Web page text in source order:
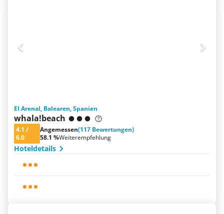
El Arenal, Balearen, Spanien
whala!beach
4.1 /
6.0
Angemessen(117 Bewertungen)
58.1 %Weiterempfehlung
Hoteldetails